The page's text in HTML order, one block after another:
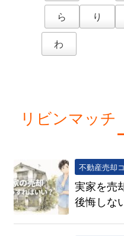
ら
り
わ
リビンマッチ
不動産売却
実家を売
後悔しな